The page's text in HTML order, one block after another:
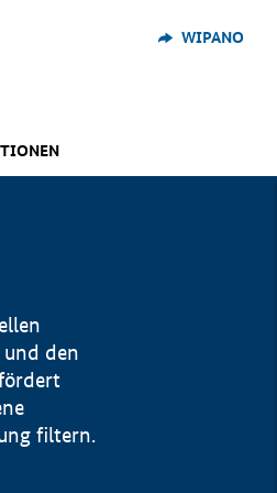
WIPANO
den
filtern.